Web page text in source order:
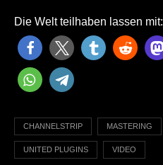
Die Welt teilhaben lassen mit:
CHANNELSTRIP MASTERING
UNITED PLUGINS VIDEO